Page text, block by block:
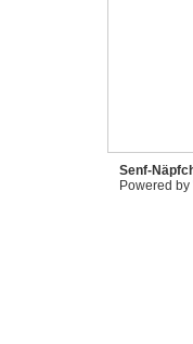
Senf-
Powered by